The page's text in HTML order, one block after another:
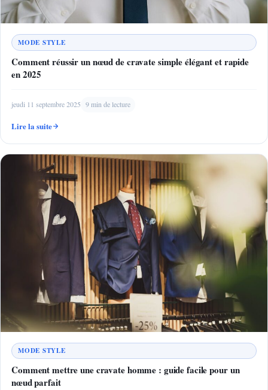
MODE STYLE
Comment réussir un nœud de cravate simple élégant et rapide
en 2025
jeudi 11 septembre 2025 9 min de lecture
Lire la suite
MODE STYLE
Comment mettre une cravate homme : guide facile pour un
nœud parfait